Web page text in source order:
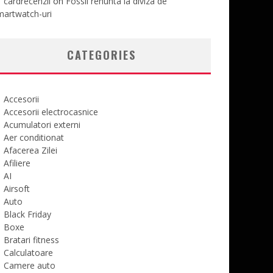
uri
CATEGORIES
Accesorii
Accesorii electrocasnice
Acumulatori externi
Aer conditionat
Afacerea Zilei
Afiliere
AI
Airsoft
Auto
Black Friday
Boxe
Bratari fitness
Calculatoare
Camere auto